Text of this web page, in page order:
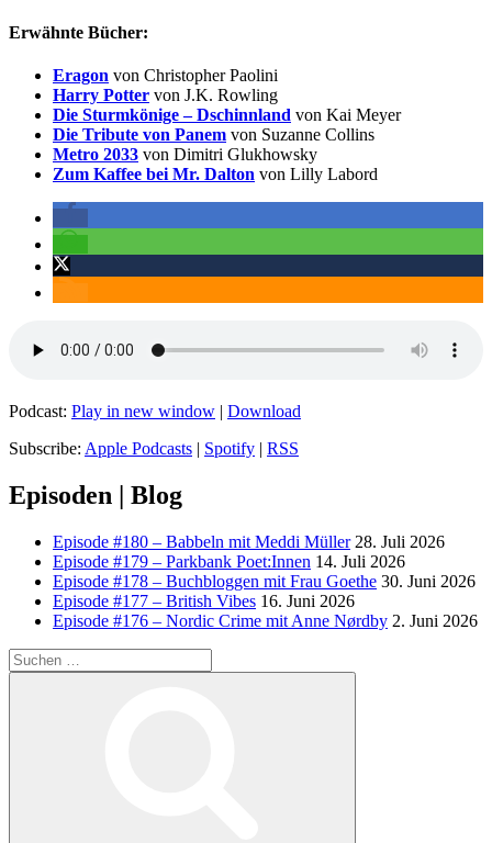
Erwähnte Bücher:
Eragon von Christopher Paolini
Harry Potter von J.K. Rowling
Die Sturmkönige – Dschinnland von Kai Meyer
Die Tribute von Panem von Suzanne Collins
Metro 2033 von Dimitri Glukhowsky
Zum Kaffee bei Mr. Dalton von Lilly Labord
Podcast: Play in new window | Download
Subscribe: Apple Podcasts | Spotify | RSS
Episoden | Blog
Episode #180 – Babbeln mit Meddi Müller 28. Juli 2026
Episode #179 – Parkbank Poet:Innen 14. Juli 2026
Episode #178 – Buchbloggen mit Frau Goethe 30. Juni 2026
Episode #177 – British Vibes 16. Juni 2026
Episode #176 – Nordic Crime mit Anne Nørdby 2. Juni 2026
Suchen
nach: